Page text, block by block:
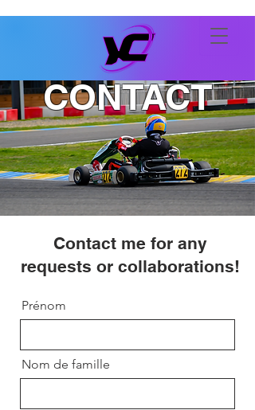
CONTACT
Contact me for any
requests or collaborations!
Prénom
Nom de famille